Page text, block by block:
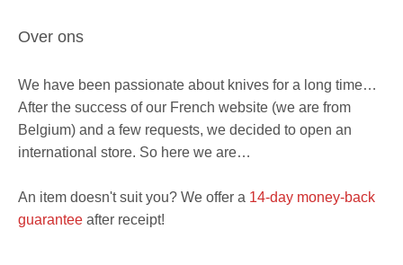
Over ons
We have been passionate about knives for a long time…
After the success of our French website (we are from
Belgium) and a few requests, we decided to open an
international store. So here we are…
An item doesn't suit you? We offer a 14-day money-back
guarantee after receipt!